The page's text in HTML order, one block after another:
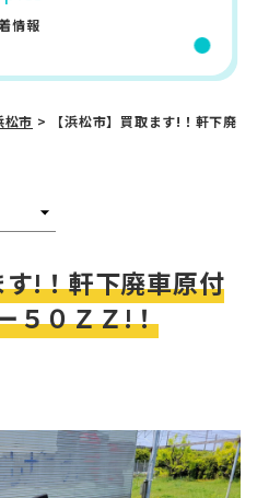
情報
松市 >
【浜松市】買取ます!！軒下廃
!！軒下廃車原付
５０ＺＺ!！